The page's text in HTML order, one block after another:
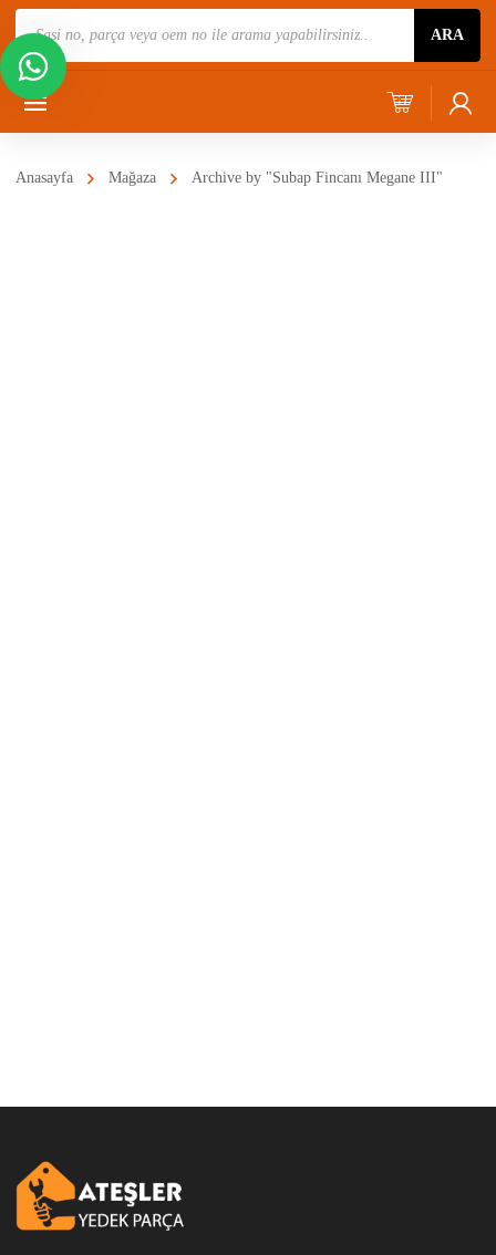
Ara
ARA
Anasayfa Mağaza Archive by "Subap Fincanı Megane III"